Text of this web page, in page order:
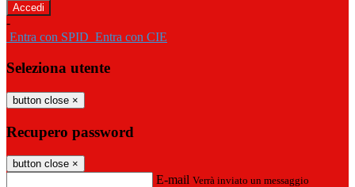
-
Entra con SPID Entra con CIE
Seleziona utente
button close ×
Recupero password
button close ×
E-mail Verrà inviato un messaggio